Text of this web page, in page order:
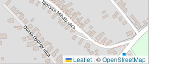
Leaflet | ©OpenStreetMap